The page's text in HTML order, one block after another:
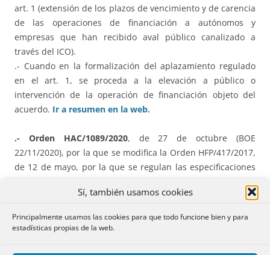
Sí, también usamos cookies
Principalmente usamos las cookies para que todo funcione bien y para
estadísticas propias de la web.
art. 1 (extensión de los plazos de vencimiento y de carencia
de las operaciones de financiación a autónomos y
empresas que han recibido aval público canalizado a
través del ICO).
.- Cuando en la formalización del aplazamiento regulado
en el art. 1, se proceda a la elevación a público o
intervención de la operación de financiación objeto del
acuerdo. Ir a resumen en la web.
.- Orden HAC/1089/2020, de 27 de octubre (BOE
22/11/2020), por la que se modifica la Orden HFP/417/2017,
de 12 de mayo, por la que se regulan las especificaciones
Libros registro del IVAa través de la Sede electrónica de la
IVA.Ir a resumen en la web